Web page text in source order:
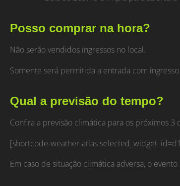
Posso comprar na hora?
Não serão vendidos ingressos no local.
Somente será permitida a entrada com
Qual a previsão do tempo?
Confira a previsão climática para os próximos
[shortcode-weather-atlas
Em caso de situação climática adversa, o